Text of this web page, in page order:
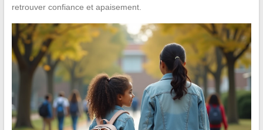
retrouver confiance et apaisement.